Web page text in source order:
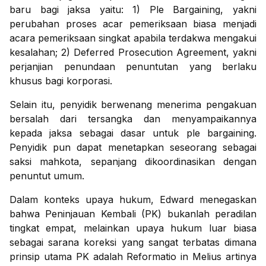
baru bagi jaksa yaitu: 1) Ple Bargaining, yakni
perubahan proses acar pemeriksaan biasa menjadi
acara pemeriksaan singkat apabila terdakwa mengakui
kesalahan; 2) Deferred Prosecution Agreement, yakni
perjanjian penundaan penuntutan yang berlaku
khusus bagi korporasi.
Selain itu, penyidik berwenang menerima pengakuan
bersalah dari tersangka dan menyampaikannya
kepada jaksa sebagai dasar untuk ple bargaining.
Penyidik pun dapat menetapkan seseorang sebagai
saksi mahkota, sepanjang dikoordinasikan dengan
penuntut umum.
Dalam konteks upaya hukum, Edward menegaskan
bahwa Peninjauan Kembali (PK) bukanlah peradilan
tingkat empat, melainkan upaya hukum luar biasa
sebagai sarana koreksi yang sangat terbatas dimana
prinsip utama PK adalah Reformatio in Melius artinya